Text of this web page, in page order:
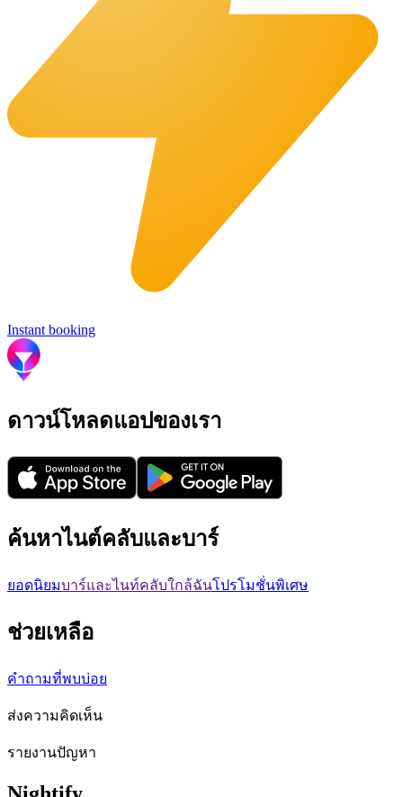
Instant booking
ดาวน์โหลดแอปของเรา
ค้นหาไนต์คลับและบาร์
ยอดนิยมบาร์และไนท์คลับใกล้ฉันโปรโมชั่นพิเศษ
ช่วยเหลือ
คำถามที่พบบ่อย
ส่งความคิดเห็น
รายงานปัญหา